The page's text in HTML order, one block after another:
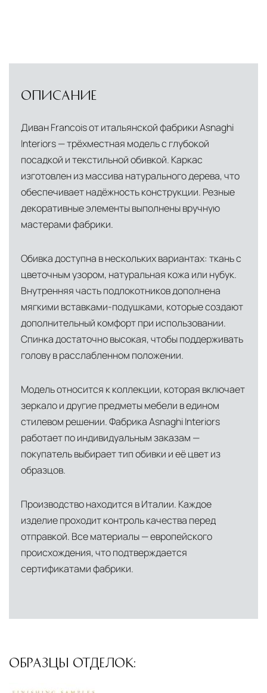
ОПИСАНИЕ
Диван Francois от итальянской фабрики Asnaghi
Interiors — трёхместная модель с глубокой
посадкой и текстильной обивкой. Каркас
изготовлен из массива натурального дерева, что
обеспечивает надёжность конструкции. Резные
декоративные элементы выполнены вручную
мастерами фабрики.
Обивка доступна в нескольких вариантах: ткань с
цветочным узором, натуральная кожа или нубук.
Внутренняя часть подлокотников дополнена
мягкими вставками-подушками, которые создают
дополнительный комфорт при использовании.
Спинка достаточно высокая, чтобы поддерживать
голову в расслабленном положении.
Модель относится к коллекции, которая включает
зеркало и другие предметы мебели в едином
стилевом решении. Фабрика Asnaghi Interiors
работает по индивидуальным заказам —
покупатель выбирает тип обивки и её цвет из
образцов.
Производство находится в Италии. Каждое
изделие проходит контроль качества перед
отправкой. Все материалы — европейского
происхождения, что подтверждается
сертификатами фабрики.
ОБРАЗЦЫ ОТДЕЛОК: